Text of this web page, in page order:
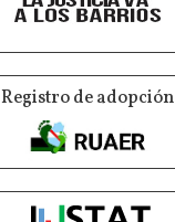
Registro de adopción